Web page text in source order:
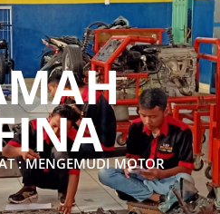
: MENGEMUDI MOTOR